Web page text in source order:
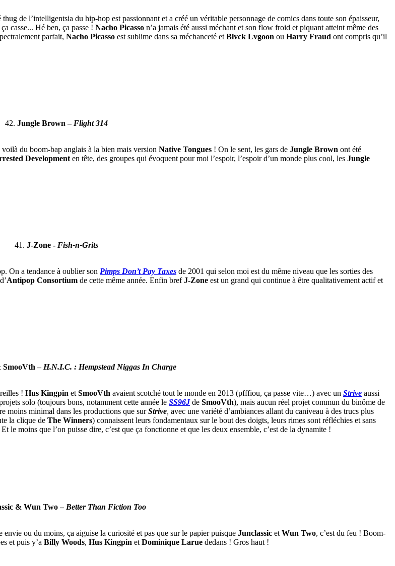
thug de l’intelligentsia du hip-hop est passionnant et a créé un véritable personnage de comics dans toute son épaisseur,
casse... Hé ben, ça passe ! Nacho Picasso n’a jamais été aussi méchant et son flow froid et piquant atteint même des
parfait, Nacho Picasso est sublime dans sa méchanceté et Blvck Lvgoon ou Harry Fraud ont compris qu’il
42. Jungle Brown – Flight 314
du boom-bap anglais à la bien mais version Native Tongues ! On le sent, les gars de Jungle Brown ont été
Development en tête, des groupes qui évoquent pour moi l’espoir, l’espoir d’un monde plus cool, les Jungle
41. J-Zone - Fish​-​n​-​Grits
On a tendance à oublier son Pimps Don’t Pay Taxes de 2001 qui selon moi est du même niveau que les sorties des
Antipop Consortium de cette même année. Enfin brefJ-Zone est un grand qui continue à être qualitativement actif et
– H.N.I.C. : Hempstead Niggas In Charge
! Hus Kingpin et SmooVth avaient scotché tout le monde en 2013 (pfffiou, ça passe vite…) avec un Strive aussi
solo (toujours bons, notamment cette année le SS96J de SmooVth), mais aucun réel projet commun du binôme de
moins minimal dans les productions que surStrive avec une variété d’ambiances allant du caniveau à des trucs plus
la clique de The Winners) connaissent leurs fondamentaux sur le bout des doigts, leurs rimes sont réfléchies et sans
le moins que l’on puisse dire, c’est que ça fonctionne et que les deux ensemble, c’est de la dynamite !
& Wun Two – Better Than Fiction Too
ou du moins, ça aiguise la curiosité et pas que sur le papier puisque Junclassic et Wun Two, c’est du feu ! Boom-
et puis y’a Billy Woods, Hus Kingpin et Dominique Larue dedans ! Gros haut !